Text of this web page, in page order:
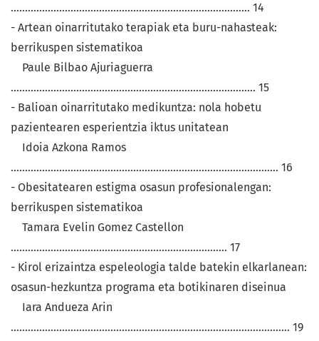
.................................................................................... 14
- Artean oinarritutako terapiak eta buru-nahasteak:
berrikuspen sistematikoa
Paule Bilbao Ajuriaguerra
...................................................................................... 15
- Balioan oinarritutako medikuntza: nola hobetu
pazientearen esperientzia iktus unitatean
Idoia Azkona Ramos
.............................................................................................. 16
- Obesitatearen estigma osasun profesionalengan:
berrikuspen sistematikoa
Tamara Evelin Gomez Castellon
............................................................................ 17
- Kirol erizaintza espeleologia talde batekin elkarlanean:
osasun-hezkuntza programa eta botikinaren diseinua
Iara Andueza Arin
.................................................................................................. 19